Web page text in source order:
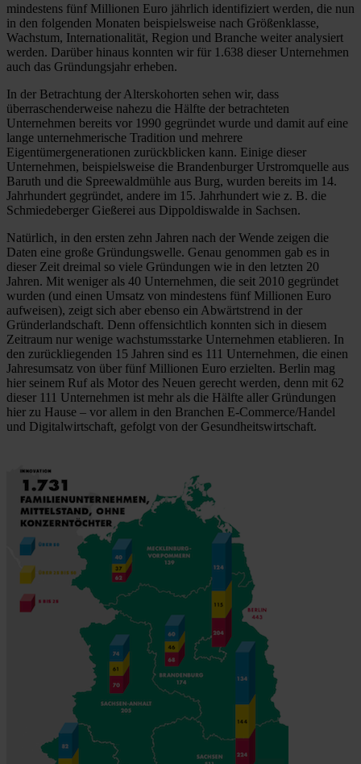
mindestens fünf Millionen Euro jährlich identifiziert werden, die nun
in den folgenden Monaten beispielsweise nach Größenklasse,
Wachstum, Internationalität, Region und Branche weiter analysiert
werden. Darüber hinaus konnten wir für 1.638 dieser Unternehmen
auch das Gründungsjahr erheben.
In der Betrachtung der Alterskohorten sehen wir, dass
überraschenderweise nahezu die Hälfte der betrachteten
Unternehmen bereits vor 1990 gegründet wurde und damit auf eine
lange unternehmerische Tradition und mehrere
Eigentümergenerationen zurückblicken kann. Einige dieser
Unternehmen, beispielsweise die Brandenburger Urstromquelle aus
Baruth und die Spreewaldmühle aus Burg, wurden bereits im 14.
Jahrhundert gegründet, andere im 15. Jahrhundert wie z. B. die
Schmiedeberger Gießerei aus Dippoldiswalde in Sachsen.
Natürlich, in den ersten zehn Jahren nach der Wende zeigen die
Daten eine große Gründungswelle. Genau genommen gab es in
dieser Zeit dreimal so viele Gründungen wie in den letzten 20
Jahren. Mit weniger als 40 Unternehmen, die seit 2010 gegründet
wurden (und einen Umsatz von mindestens fünf Millionen Euro
aufweisen), zeigt sich aber ebenso ein Abwärtstrend in der
Gründerlandschaft. Denn offensichtlich konnten sich in diesem
Zeitraum nur wenige wachstumsstarke Unternehmen etablieren. In
den zurückliegenden 15 Jahren sind es 111 Unternehmen, die einen
Jahresumsatz von über fünf Millionen Euro erzielten. Berlin mag
hier seinem Ruf als Motor des Neuen gerecht werden, denn mit 62
dieser 111 Unternehmen ist mehr als die Hälfte aller Gründungen
hier zu Hause – vor allem in den Branchen E-Commerce/Handel
und Digitalwirtschaft, gefolgt von der Gesundheitswirtschaft.